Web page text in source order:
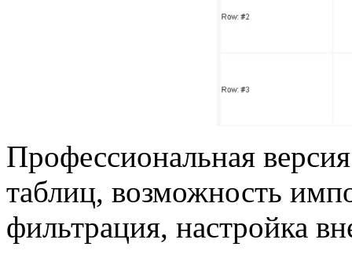
Профессиональная
таблиц, возможность
фильтрация, настройка